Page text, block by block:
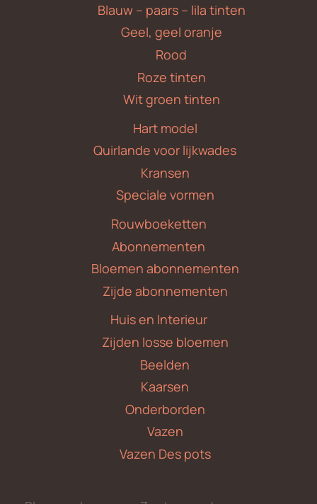
Blauw – paars – lila tinten
Geel, geel oranje
Rood
Roze tinten
Wit groen tinten
Hart model
Quirlande voor lijkwades
Kransen
Speciale vormen
Rouwboeketten
Abonnementen
Bloemen abonnementen
Zijde abonnementen
Huis en Interieur
Zijden losse bloemen
Beelden
Kaarsen
Onderborden
Vazen
Vazen Des pots